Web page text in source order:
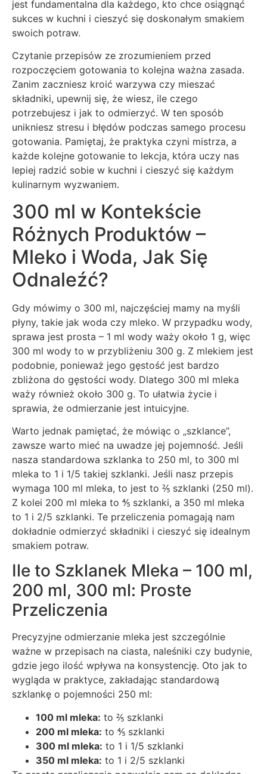
jest fundamentalna dla każdego, kto chce osiągnąć
sukces w kuchni i cieszyć się doskonałym smakiem
swoich potraw.
Czytanie przepisów ze zrozumieniem przed
rozpoczęciem gotowania to kolejna ważna zasada.
Zanim zaczniesz kroić warzywa czy mieszać
składniki, upewnij się, że wiesz, ile czego
potrzebujesz i jak to odmierzyć. W ten sposób
unikniesz stresu i błędów podczas samego procesu
gotowania. Pamiętaj, że praktyka czyni mistrza, a
każde kolejne gotowanie to lekcja, która uczy nas
lepiej radzić sobie w kuchni i cieszyć się każdym
kulinarnym wyzwaniem.
300 ml w Kontekście
Różnych Produktów –
Mleko i Woda, Jak Się
Odnaleźć?
Gdy mówimy o 300 ml, najczęściej mamy na myśli
płyny, takie jak woda czy mleko. W przypadku wody,
sprawa jest prosta – 1 ml wody waży około 1 g, więc
300 ml wody to w przybliżeniu 300 g. Z mlekiem jest
podobnie, ponieważ jego gęstość jest bardzo
zbliżona do gęstości wody. Dlatego 300 ml mleka
waży również około 300 g. To ułatwia życie i
sprawia, że odmierzanie jest intuicyjne.
Warto jednak pamiętać, że mówiąc o „szklance”,
zawsze warto mieć na uwadze jej pojemność. Jeśli
nasza standardowa szklanka to 250 ml, to 300 ml
mleka to 1 i 1/5 takiej szklanki. Jeśli nasz przepis
wymaga 100 ml mleka, to jest to ⅖ szklanki (250 ml).
Z kolei 200 ml mleka to ⅘ szklanki, a 350 ml mleka
to 1 i 2/5 szklanki. Te przeliczenia pomagają nam
dokładnie odmierzyć składniki i cieszyć się idealnym
smakiem potraw.
Ile to Szklanek Mleka – 100 ml,
200 ml, 300 ml: Proste
Przeliczenia
Precyzyjne odmierzanie mleka jest szczególnie
ważne w przepisach na ciasta, naleśniki czy budynie,
gdzie jego ilość wpływa na konsystencję. Oto jak to
wygląda w praktyce, zakładając standardową
szklankę o pojemności 250 ml:
100 ml mleka: to ⅖ szklanki
200 ml mleka: to ⅘ szklanki
300 ml mleka: to 1 i 1/5 szklanki
350 ml mleka: to 1 i 2/5 szklanki